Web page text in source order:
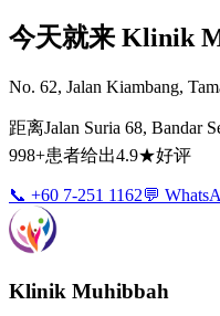
今天就来 Klinik
No. 62, Jalan Kiambang,
距离Jalan Suria 68, Bandar
998+患者给出4.9★好评
📞 +60 7-251 1162💬
Klinik Muhibbah